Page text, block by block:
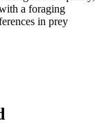
a foraging
in prey